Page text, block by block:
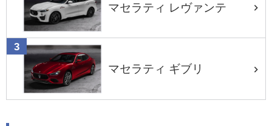
マセラティ レヴァンテ
マセラティ ギブリ